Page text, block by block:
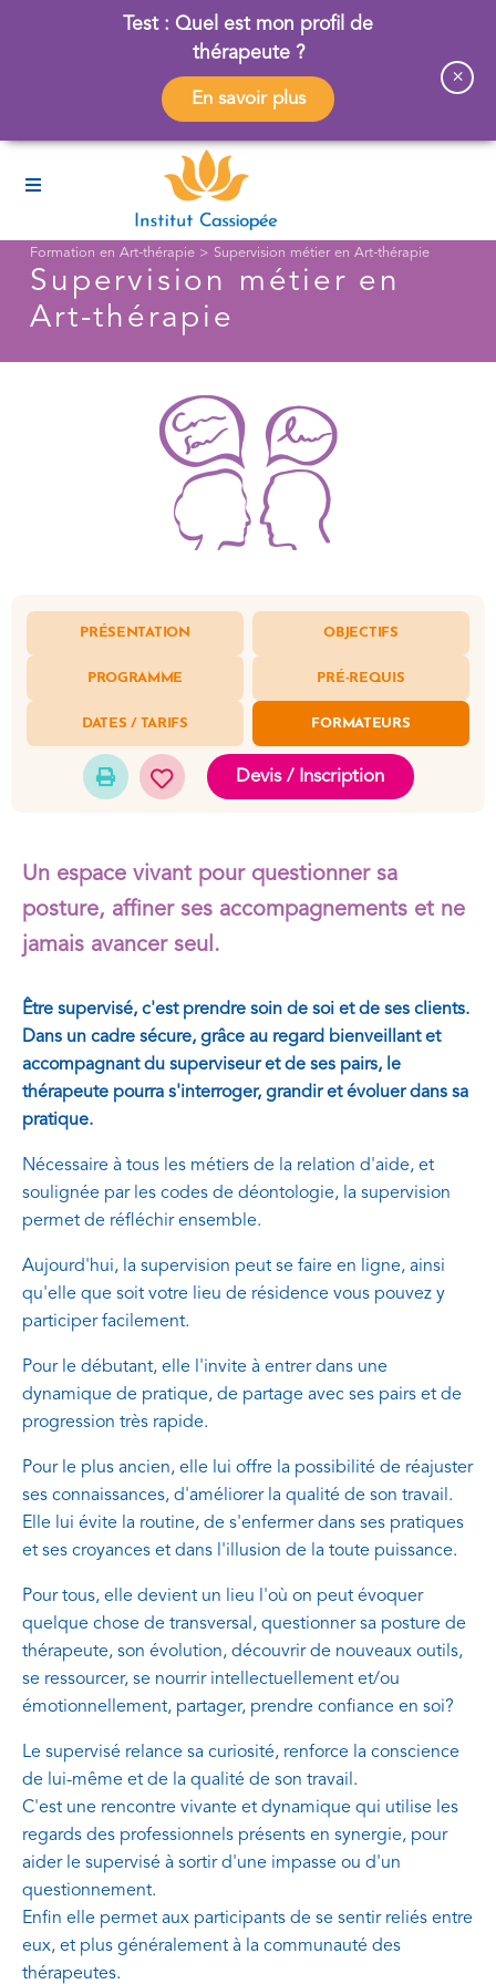
Test : Quel est mon profil de
thérapeute ?
En savoir plus
×
Formation en Art-thérapie > Supervision métier en Art-thérapie
Supervision métier en
Art-thérapie
PRÉSENTATION OBJECTIFS
PROGRAMME PRÉ-REQUIS
DATES / TARIFS FORMATEURS
Devis / Inscription
Un espace vivant pour questionner sa
posture, affiner ses accompagnements et ne
jamais avancer seul.
Être supervisé, c'est prendre soin de soi et de ses clients.
Dans un cadre sécure, grâce au regard bienveillant et
accompagnant du superviseur et de ses pairs, le
thérapeute pourra s'interroger, grandir et évoluer dans sa
pratique.
Nécessaire à tous les métiers de la relation d'aide, et
soulignée par les codes de déontologie, la supervision
permet de réfléchir ensemble.
Aujourd'hui, la supervision peut se faire en ligne, ainsi
qu'elle que soit votre lieu de résidence vous pouvez y
participer facilement.
Pour le débutant, elle l'invite à entrer dans une
dynamique de pratique, de partage avec ses pairs et de
progression très rapide.
Pour le plus ancien, elle lui offre la possibilité de réajuster
ses connaissances, d'améliorer la qualité de son travail.
Elle lui évite la routine, de s'enfermer dans ses pratiques
et ses croyances et dans l'illusion de la toute puissance.
Pour tous, elle devient un lieu l'où on peut évoquer
quelque chose de transversal, questionner sa posture de
thérapeute, son évolution, découvrir de nouveaux outils,
se ressourcer, se nourrir intellectuellement et/ou
émotionnellement, partager, prendre confiance en soi?
Le supervisé relance sa curiosité, renforce la conscience
de lui-même et de la qualité de son travail.
C'est une rencontre vivante et dynamique qui utilise les
regards des professionnels présents en synergie, pour
aider le supervisé à sortir d'une impasse ou d'un
questionnement.
Enfin elle permet aux participants de se sentir reliés entre
eux, et plus généralement à la communauté des
thérapeutes.